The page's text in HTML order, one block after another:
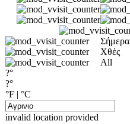
Σήμερα
Χθές
All
?°
?°
°F | °C
invalid location provided